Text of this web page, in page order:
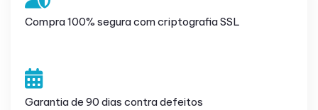
Compra 100% segura com criptografia SSL
Garantia de 90 dias contra defeitos